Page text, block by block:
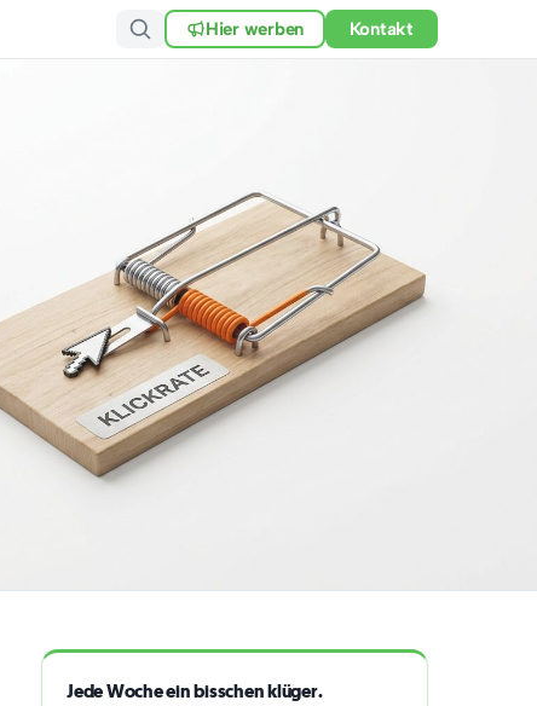
Hier werben Kontakt
Jede Woche ein bisschen klüger.